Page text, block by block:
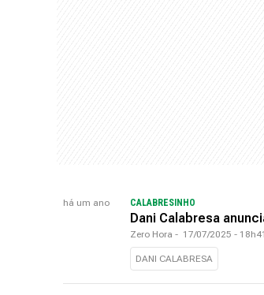
há um ano CALABRESINHO
Dani Calabresa
Zero Hora - 17/07/2025 -
DANI CALABRESA